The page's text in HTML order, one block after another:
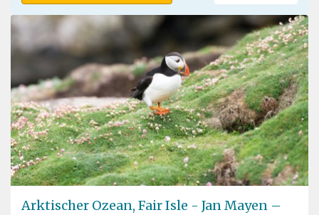
Arktischer Ozean, Fair Isle - Jan Mayen –